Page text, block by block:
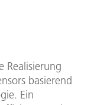
Realisierung
basierend
Ein